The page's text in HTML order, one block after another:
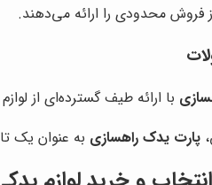
محدودی را ارائه می‌دهند.
با ارائه طیف گسترده‌ای از
پارت یدک راهسازی به عنوان یک